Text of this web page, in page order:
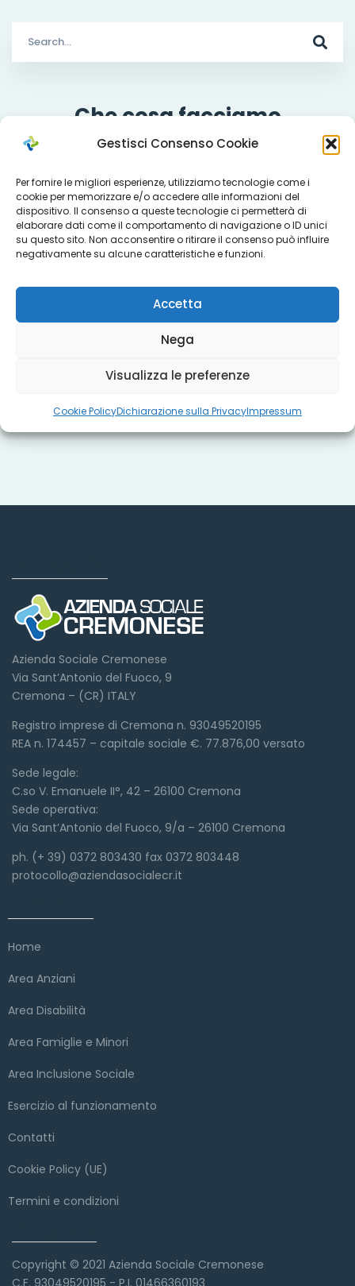
Gestisci Consenso Cookie
Per fornire le migliori esperienze, utilizziamo tecnologie come i
cookie per memorizzare e/o accedere alle informazioni del
dispositivo. Il consenso a queste tecnologie ci permetterà di
elaborare dati come il comportamento di navigazione o ID unici
su questo sito. Non acconsentire o ritirare il consenso può influire
negativamente su alcune caratteristiche e funzioni.
Accetta
Nega
Visualizza le preferenze
Cookie PolicyDichiarazione sulla PrivacyImpressum
for:
Che cosa facciamo
Servizi
Progetti
Titoli sociali
Misure regionali
Azienda Sociale Cremonese
Via Sant’Antonio del Fuoco, 9
Cremona – (CR) ITALY
Registro imprese di Cremona n. 93049520195
REA n. 174457 – capitale sociale €. 77.876,00 versato
Sede legale:
C.so V. Emanuele II°, 42 – 26100 Cremona
Sede operativa:
Via Sant’Antonio del Fuoco, 9/a – 26100 Cremona
ph. (+ 39) 0372 803430 fax 0372 803448
protocollo@aziendasocialecr.it
Home
Area Anziani
Area Disabilità
Area Famiglie e Minori
Area Inclusione Sociale
Esercizio al funzionamento
Contatti
Cookie Policy (UE)
Termini e condizioni
Copyright © 2021 Azienda Sociale Cremonese
C.F. 93049520195 - P.I. 01466360193